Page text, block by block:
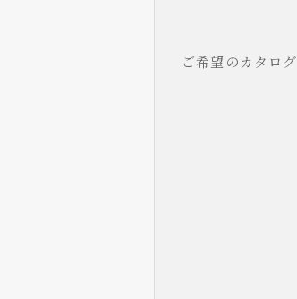
ご希望のカタログ